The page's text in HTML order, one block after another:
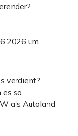
um
verdient?
so.
als Autoland